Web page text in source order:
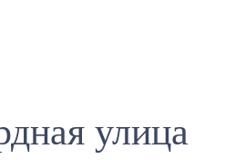
улица